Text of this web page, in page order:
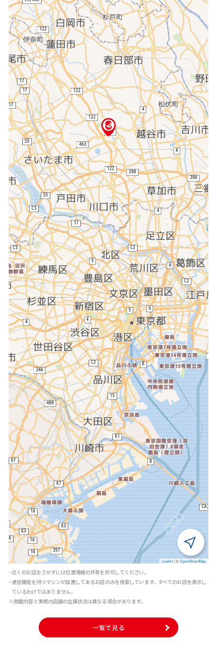
Leaflet |©OpenStreetMap
・近くのお店をさがすには位置情報の共有を許可してください。
・通信機能を持つマシンが設置してあるお店のみを検索しています。すべてのお店を表示し
ているわけではありません。
※掲載内容と実際の店舗の在庫状況は異なる場合があります。
一覧で見る